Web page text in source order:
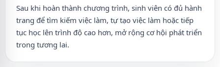
Sau khi hoàn thành chương trình, sinh viên có đủ hành
trang để tìm kiếm việc làm, tự tạo việc làm hoặc tiếp
tục học lên trình độ cao hơn, mở rộng cơ hội phát triển
trong tương lai.